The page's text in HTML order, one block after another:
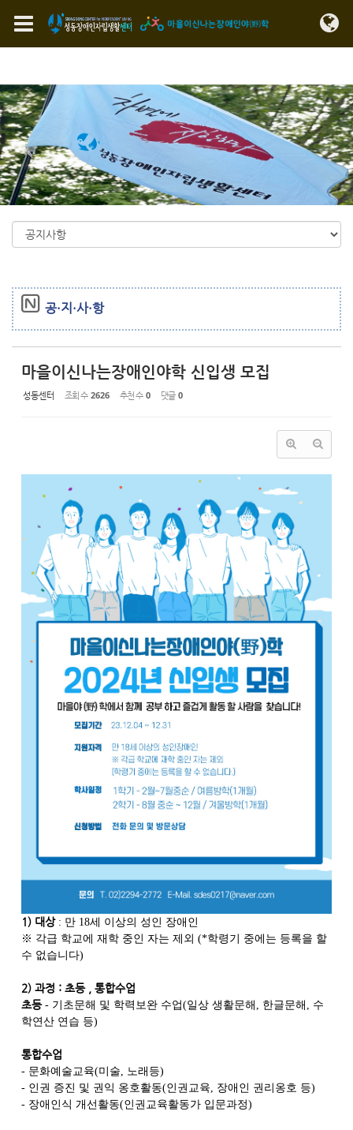
공·지·사·항
마을이신나는장애인야학 신입생 모집
성동센터 조회 수 2626 추천 수 0 댓글 0
1) 대상 : 만 18세 이상의 성인 장애인
※ 각급 학교에 재학 중인 자는 제외 (*학령기 중에는 등록을 할
수 없습니다)
2) 과정 : 초등 , 통합수업
초등 - 기초문해 및 학력보완 수업(일상 생활문해 , 한글문해 , 수
학연산 연습 등)
통합수업
- 문화예술교육(미술, 노래 등)
- 인권 증진 및 권익 옹호활동(인권교육, 장애인 권리옹호 등)
- 장애인식 개선활동(인권교육활동가 입문과정)